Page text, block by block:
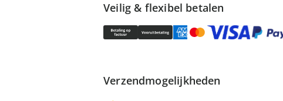
Veilig & flexibel betalen
Verzendmogelijkheden